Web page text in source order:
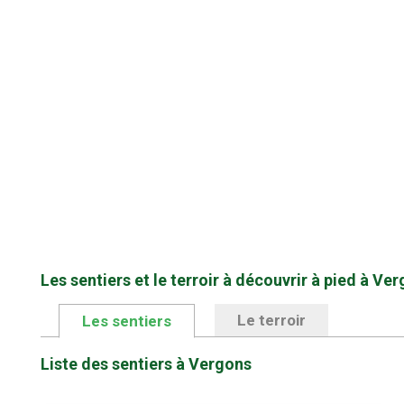
Les sentiers et le terroir à découvrir à pied à
Les sentiers Le terroir
Liste des sentiers à Vergons